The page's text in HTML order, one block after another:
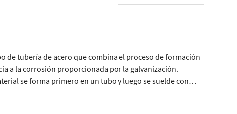
de tubería de acero que combina el proceso de formación
a la corrosión proporcionada por la galvanización.
se forma primero en un tubo y luego se suelde con
Este producto juega un papel vital en diversas industrias